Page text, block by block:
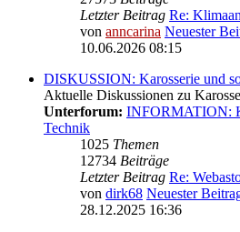
Letzter Beitrag Re:
von anncarina Neuester
10.06.2026 08:15
DISKUSSION: Karosserie und
Aktuelle Diskussionen zu
Unterforum: INFORMATION:
Technik
1025 Themen
12734 Beiträge
Letzter Beitrag Re:
von dirk68 Neuester
28.12.2025 16:36